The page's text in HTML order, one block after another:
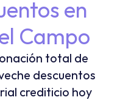
en
Campo
total de
descuentos
crediticio hoy